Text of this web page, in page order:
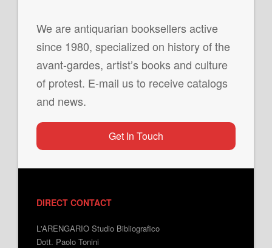
We are antiquarian booksellers active
since 1980, specialized on history of the
avant-gardes, artist’s books and culture
of protest. E-mail us to receive catalogs
and news.
Get In Touch
DIRECT CONTACT
L'ARENGARIO Studio Bibliografico
Dott. Paolo Tonini